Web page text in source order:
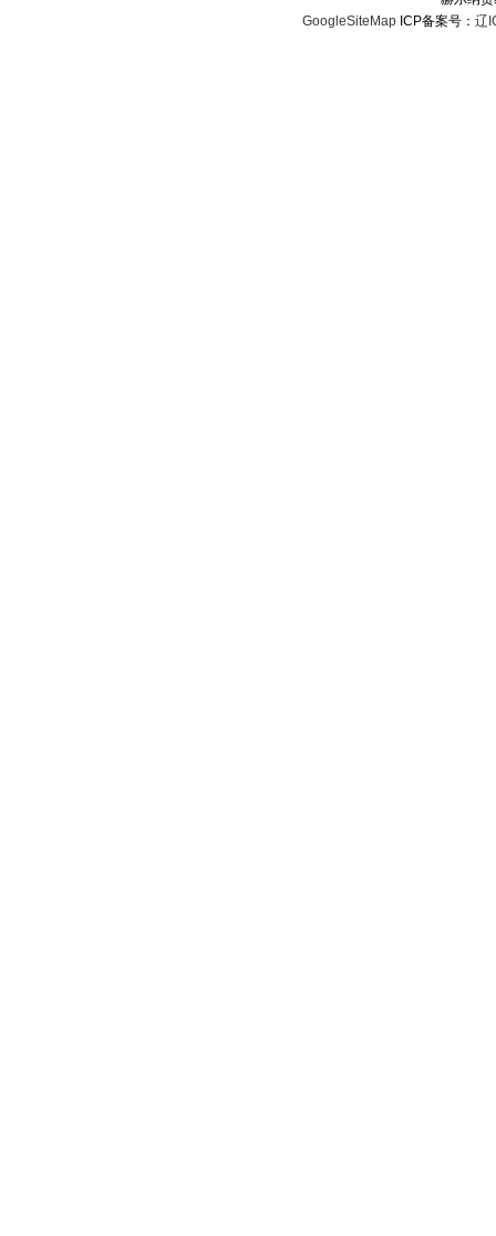
GoogleSiteMap ICP备案号：辽